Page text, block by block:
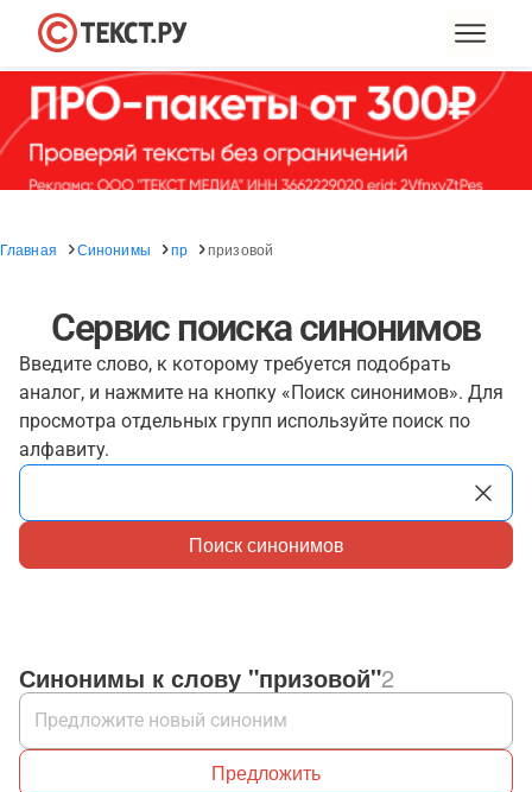
Главная Синонимы пр призовой
Сервис поиска синонимов
Введите слово, к которому требуется подобрать
аналог, и нажмите на кнопку «Поиск синонимов». Для
просмотра отдельных групп используйте поиск по
алфавиту.
Поиск синонимов
Синонимы к слову "призовой"2
Предложить